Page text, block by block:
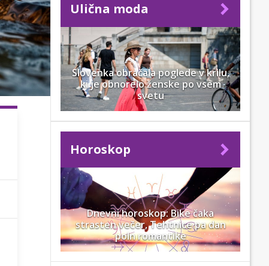
Ulična moda
Slovenka obračala poglede v krilu,
ki je obnorelo ženske po vsem
svetu
Horoskop
Dnevni horoskop: Bike čaka
strasten večer, Tehtnice pa dan
poln romantike